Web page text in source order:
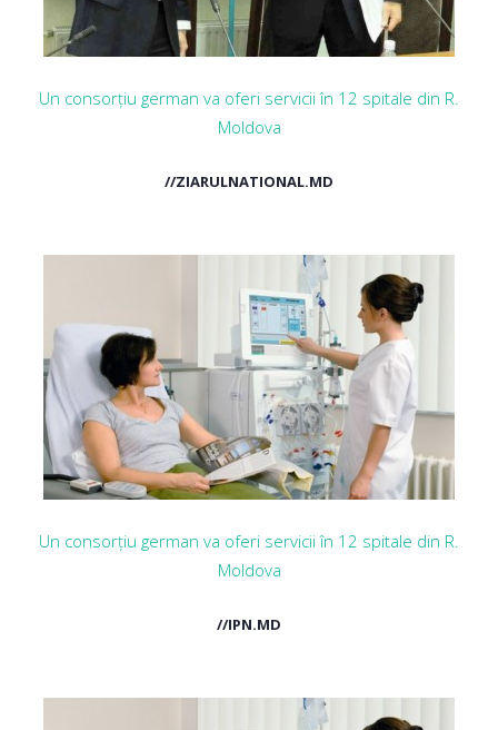
Un consorțiu german va oferi servicii în 12 spitale din R.
Moldova
//ZIARULNATIONAL.MD
Un consorțiu german va oferi servicii în 12 spitale din R.
Moldova
//IPN.MD